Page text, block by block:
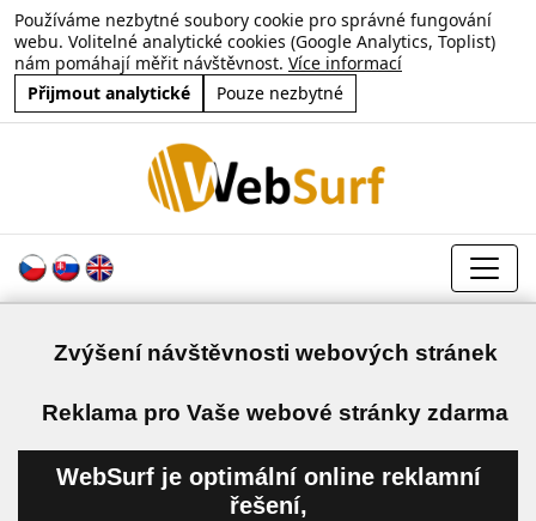
Používáme nezbytné soubory cookie pro správné fungování
webu. Volitelné analytické cookies (Google Analytics, Toplist)
nám pomáhají měřit návštěvnost. Více informací
Přijmout analytické
Pouze nezbytné
Zvýšení návštěvnosti webových stránek
Reklama pro Vaše webové stránky zdarma
WebSurf je optimální online reklamní
řešení,